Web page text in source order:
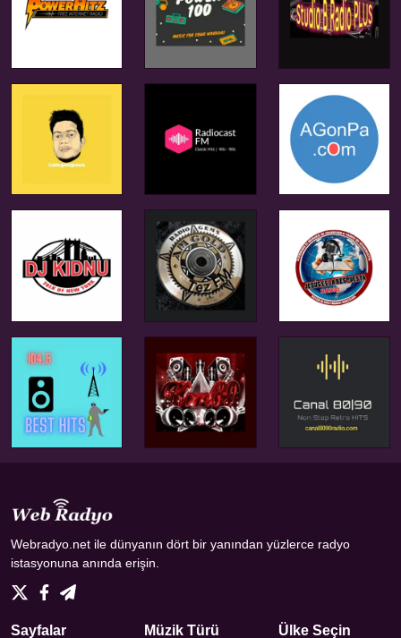
Webradyo.net ile dünyanın dört bir yanından yüzlerce radyo
istasyonuna anında erişin.
Sayfalar Müzik Türü Ülke Seçin